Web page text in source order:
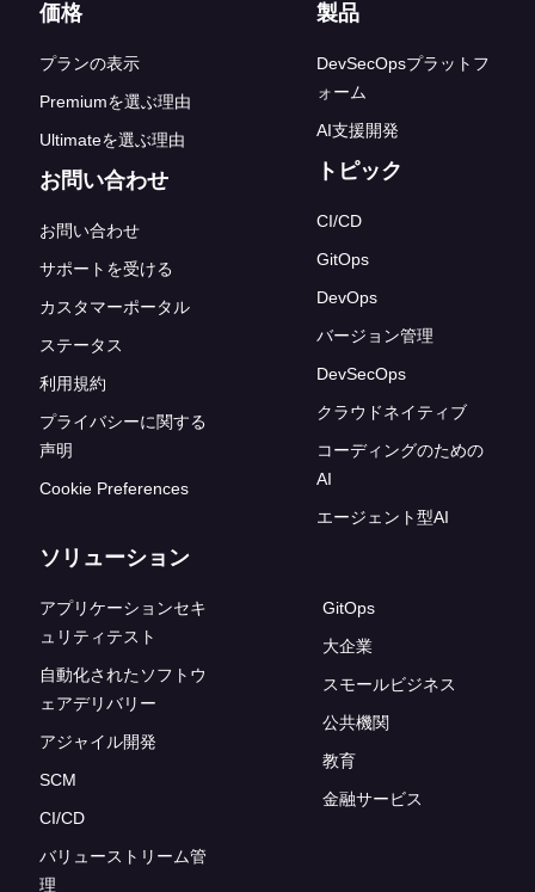
フッターリンク
価格
プランの表示
Premiumを選ぶ理由
Ultimateを選ぶ理由
お問い合わせ
お問い合わせ
サポートを受ける
カスタマーポータル
ステータス
利用規約
プライバシーに関する
声明
Cookie Preferences
製品
DevSecOpsプラットフ
ォーム
AI支援開発
トピック
CI/CD
GitOps
DevOps
バージョン管理
DevSecOps
クラウドネイティブ
コーディングのための
AI
エージェント型AI
ソリューション
アプリケーションセキ
ュリティテスト
自動化されたソフトウ
ェアデリバリー
アジャイル開発
SCM
CI/CD
バリューストリーム管
理
GitOps
大企業
スモールビジネス
公共機関
教育
金融サービス